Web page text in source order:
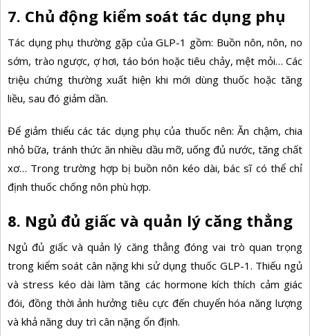
7. Chủ động kiểm soát tác dụng phụ
Tác dụng phụ thường gặp của GLP-1 gồm: Buồn nôn, nôn, no
sớm, trào ngược, ợ hơi, táo bón hoặc tiêu chảy, mệt mỏi… Các
triệu chứng thường xuất hiện khi mới dùng thuốc hoặc tăng
liều, sau đó giảm dần.
Để giảm thiểu các tác dụng phụ của thuốc nên: Ăn chậm, chia
nhỏ bữa, tránh thức ăn nhiều dầu mỡ, uống đủ nước, tăng chất
xơ… Trong trường hợp bị buồn nôn kéo dài, bác sĩ có thể chỉ
định thuốc chống nôn phù hợp.
8. Ngủ đủ giấc và quản lý căng thẳng
Ngủ đủ giấc và quản lý căng thẳng đóng vai trò quan trọng
trong kiểm soát cân nặng khi sử dụng thuốc GLP-1. Thiếu ngủ
và stress kéo dài làm tăng các hormone kích thích cảm giác
đói, đồng thời ảnh hưởng tiêu cực đến chuyển hóa năng lượng
và khả năng duy trì cân nặng ổn định.